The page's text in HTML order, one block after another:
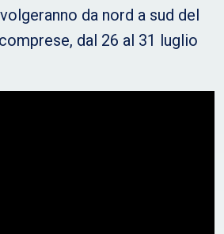
da nord a sud del
dal 26 al 31 luglio